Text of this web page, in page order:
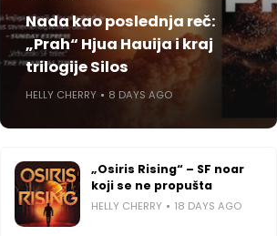
Nada kao poslednja reč:
„Prah“ Hjua Hauija i kraj
trilogije Silos
HELLY CHERRY 8 DAYS AGO
„Osiris Rising“ – SF noar
koji se ne propušta
HELLY CHERRY 18 DAYS AGO